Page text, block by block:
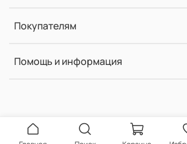
Покупателям
Помощь и информация